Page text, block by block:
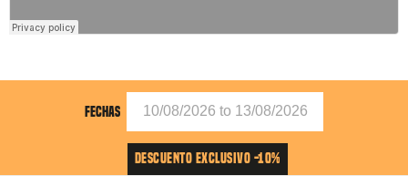
FECHAS
DESCUENTO EXCLUSIVO -10%